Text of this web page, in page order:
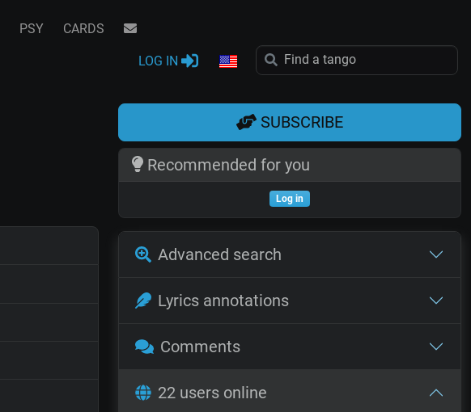
PSY CARDS
LOG IN
SUBSCRIBE
Recommended for you
Log in
Advanced search
Lyrics annotations
Comments
22 users online